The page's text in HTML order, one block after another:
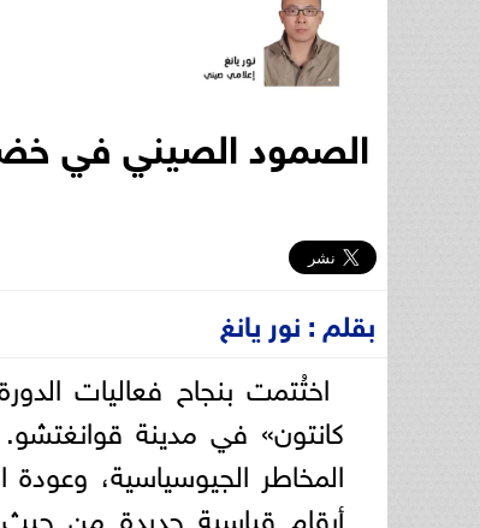
الصمود الصيني في خضم
بقلم : نور يانغ
كانتون» في مدينة
المخاطر الجيوسياسية،
أرقام قياسية جديدة من